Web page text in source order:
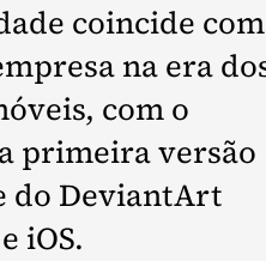
coincide com
na era
com o
primeira versão
do DeviantArt
iOS.